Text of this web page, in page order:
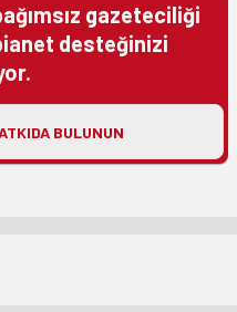
gazeteciliği
desteğinizi
BULUNUN